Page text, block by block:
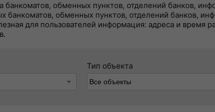
банкоматов, обменных пунктов, отделений банков,
банкоматов, обменных пунктов, отделений банков,
для пользователей информация: адреса и время
Тип объекта